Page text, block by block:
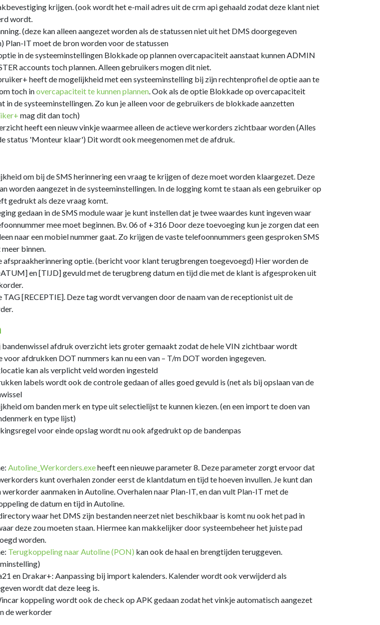
krijgen. (ook wordt het e-mail adres uit de crm api gehaald zodat deze klant niet
wordt.
. (deze kan alleen aangezet worden als de statussen niet uit het DMS doorgegeven
Plan-IT moet de bron worden voor de statussen
in de systeeminstellingen Blokkade op plannen overcapaciteit aanstaat kunnen ADMIN
accounts toch plannen. Alleen gebruikers mogen dit niet.
heeft de mogelijkheid met een systeeminstelling bij zijn rechtenprofiel de optie aan te
toch inovercapaciteit te kunnen plannen. Ook als de optie Blokkade op overcapaciteit
in de systeeminstellingen. Zo kun je alleen voor de gebruikers de blokkade aanzetten
mag dit dan toch)
heeft een nieuw vinkje waarmee alleen de actieve werkorders zichtbaar worden (Alles
status 'Monteur klaar') Dit wordt ook meegenomen met de afdruk.
om bij de SMS herinnering een vraag te krijgen of deze moet worden klaargezet. Deze
worden aangezet in de systeeminstellingen. In de logging komt te staan als een gebruiker op
gedrukt als deze vraag komt.
gedaan in de SMS module waar je kunt instellen dat je twee waardes kunt ingeven waar
mee moet beginnen. Bv. 06 of +316 Door deze toevoeging kun je zorgen dat een
naar een mobiel nummer gaat. Zo krijgen de vaste telefoonnummers geen gesproken SMS
binnen.
afspraakherinnering optie. (bericht voor klant terugbrengen toegevoegd) Hier worden de
en [TIJD] gevuld met de terugbreng datum en tijd die met de klant is afgesproken uit
TAG [RECEPTIE]. Deze tag wordt vervangen door de naam van de receptionist uit de
afdruk overzicht iets groter gemaakt zodat de hele VIN zichtbaar wordt
voor afdrukken DOT nummers kan nu een van – T/m DOT worden ingegeven.
kan als verplicht veld worden ingesteld
labels wordt ook de controle gedaan of alles goed gevuld is (net als bij opslaan van de
om banden merk en type uit selectielijst te kunnen kiezen. (en een import te doen van
en type lijst)
voor einde opslag wordt nu ook afgedrukt op de bandenpas
Autoline_Werkorders.exeheeft een nieuwe parameter 8. Deze parameter zorgt ervoor dat
kunt overhalen zonder eerst de klantdatum en tijd te hoeven invullen. Je kunt dan
werkorder aanmaken in Autoline. Overhalen naar Plan-IT, en dan vult Plan-IT met de
de datum en tijd in Autoline.
waar het DMS zijn bestanden neerzet niet beschikbaar is komt nu ook het pad in
deze zou moeten staan. Hiermee kan makkelijker door systeembeheer het juiste pad
worden.
TerugkoppelingnaarAutoline (PON) kan ook de haal en brengtijden teruggeven.
en Drakar+: Aanpassing bij import kalenders. Kalender wordt ook verwijderd als
wordt dat deze leeg is.
koppeling wordt ook de check op APK gedaan zodat het vinkje automatisch aangezet
de werkorder